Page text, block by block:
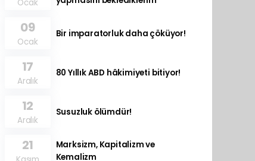
Ocak
09
Ocak
Bir imparatorluk daha çöküyor!
17
Aralık
80 Yıllık ABD hâkimiyeti bitiyor!
12
Aralık
Susuzluk ölümdür!
21
Marksizm, Kapitalizm ve
Kemalizm